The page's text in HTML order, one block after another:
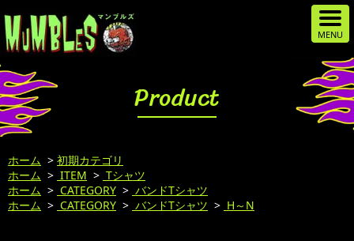
Product
ホーム > 初期カテゴリ
ホーム > ITEM > Tシャツ
ホーム > CATEGORY > バンドTシャツ
ホーム > CATEGORY > バンドTシャツ > H～N